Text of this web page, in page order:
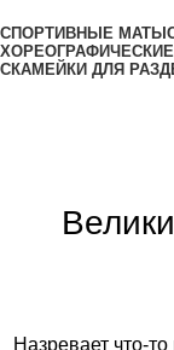
СПОРТИВНЫЕ МАТЫ
ХОРЕОГРАФИЧЕСКИЕ
СКАМЕЙКИ ДЛЯ
Назревает что-